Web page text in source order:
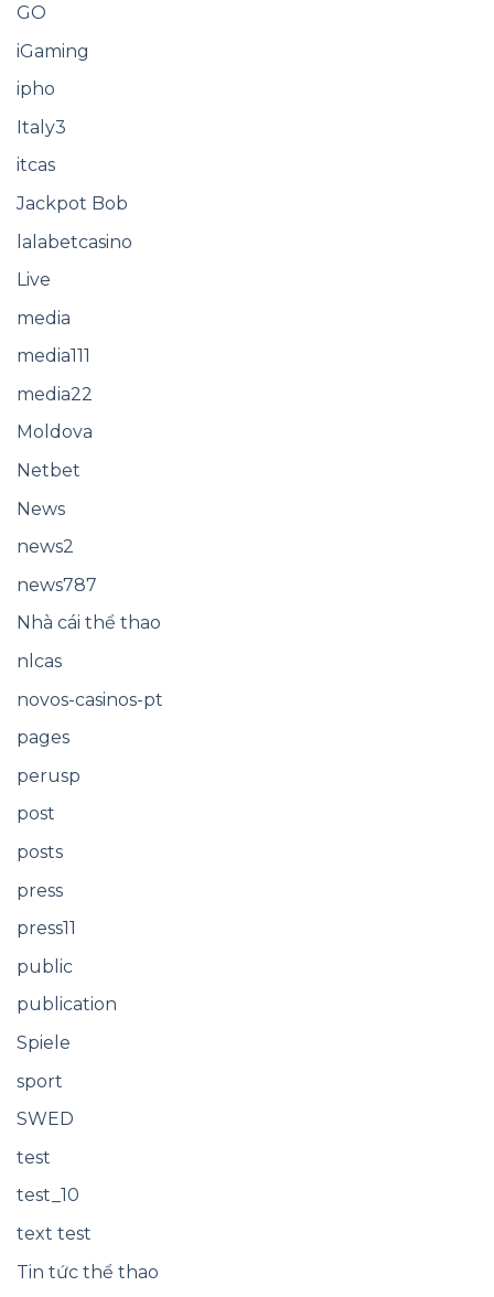
GO
iGaming
ipho
Italy3
itcas
Jackpot Bob
lalabetcasino
Live
media
media111
media22
Moldova
Netbet
News
news2
news787
Nhà cái thể thao
nlcas
novos-casinos-pt
pages
perusp
post
posts
press
press11
public
publication
Spiele
sport
SWED
test
test_10
text test
Tin tức thể thao